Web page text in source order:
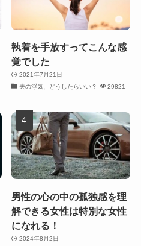
執着を手放すってこんな感
覚でした
2021年7月21日
夫の浮気、どうしたらいい？
29821
男性の心の中の孤独感を理
解できる女性は特別な女性
になれる！
2024年8月2日